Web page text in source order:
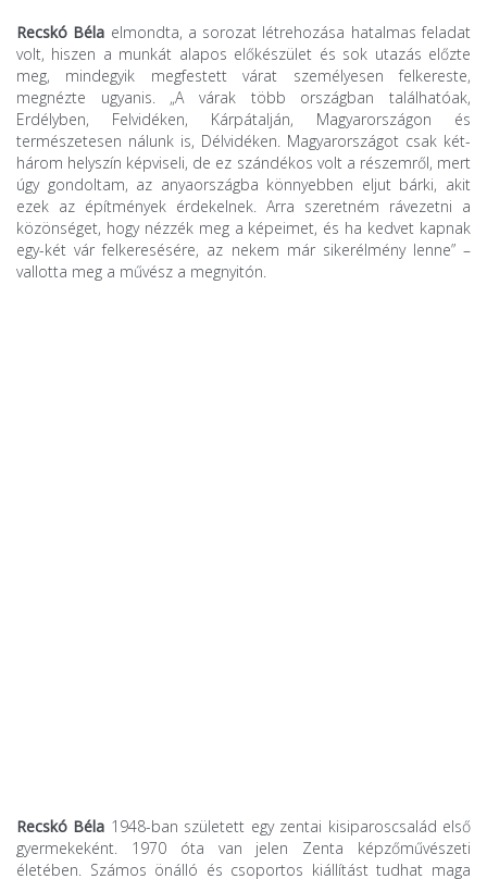
Recskó Béla elmondta, a sorozat létrehozása hatalmas feladat
volt, hiszen a munkát alapos előkészület és sok utazás előzte
meg, mindegyik megfestett várat személyesen felkereste,
megnézte ugyanis. „A várak több országban találhatóak,
Erdélyben, Felvidéken, Kárpátalján, Magyarországon és
természetesen nálunk is, Délvidéken. Magyarországot csak két-
három helyszín képviseli, de ez szándékos volt a részemről, mert
úgy gondoltam, az anyaországba könnyebben eljut bárki, akit
ezek az építmények érdekelnek. Arra szeretném rávezetni a
közönséget, hogy nézzék meg a képeimet, és ha kedvet kapnak
egy-két vár felkeresésére, az nekem már sikerélmény lenne” –
vallotta meg a művész a megnyitón.
Recskó Béla 1948-ban született egy zentai kisiparoscsalád első
gyermekeként. 1970 óta van jelen Zenta képzőművészeti
életében. Számos önálló és csoportos kiállítást tudhat maga